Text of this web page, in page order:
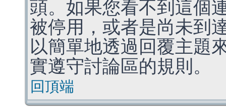
頭。如果您看不到這個
被停用，或者是尚未到
以簡單地透過回覆主題
實遵守討論區的規則。
回頂端